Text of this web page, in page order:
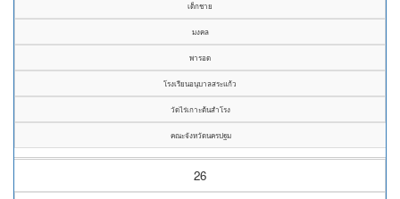
เด็กชาย
มงคล
พารอด
โรงเรียนอนุบาลสระแก้ว
วัดไร่เกาะต้นสำโรง
คณะจังหวัดนครปฐม
26